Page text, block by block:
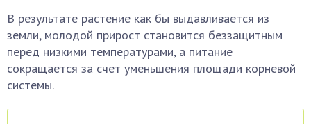
В результате растение как бы выдавливается из
земли, молодой прирост становится беззащитным
перед низкими температурами, а питание
сокращается за счет уменьшения площади корневой
системы.